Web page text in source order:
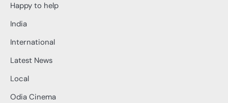
Happy to help
India
International
Latest News
Local
Odia Cinema